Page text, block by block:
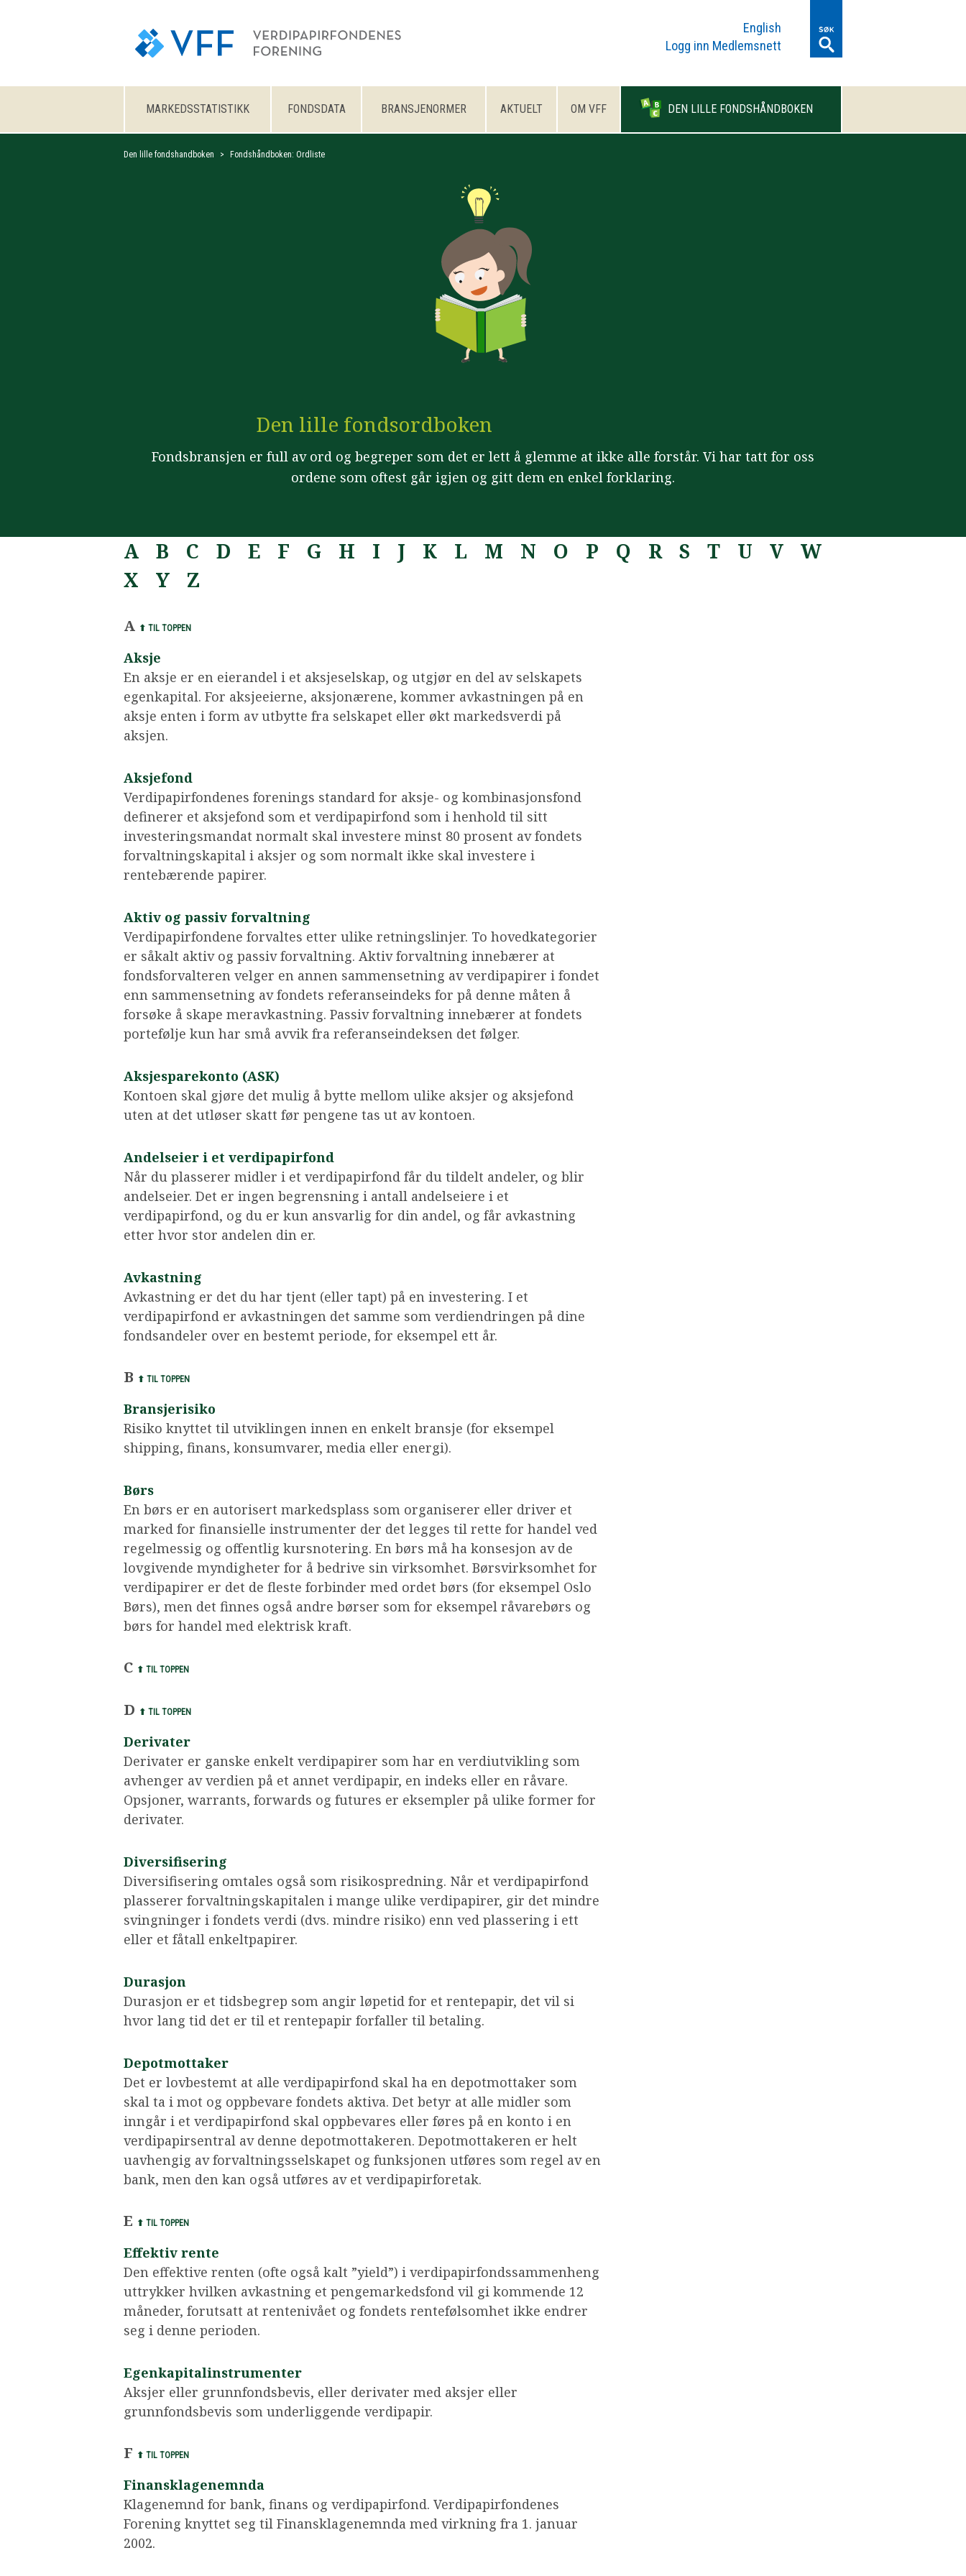
English
Logg inn Medlemsnett
MARKEDSSTATISTIKK FONDSDATA BRANSJENORMER AKTUELT OM VFF DEN LILLE FONDSHÅNDBOKEN
Den lille fondshandboken Fondshåndboken: Ordliste
Den lille fondsordboken
Fondsbransjen er full av ord og begreper som det er lett å glemme at ikke alle forstår. Vi har tatt for oss
ordene som oftest går igjen og gitt dem en enkel forklaring.
A B C D E F G H I J K L M N O P Q R S T U V
W
X
Y Z
A ⬆ TIL TOPPEN
Aksje
En aksje er en eierandel i et aksjeselskap, og utgjør en del av selskapets
egenkapital. For aksjeeierne, aksjonærene, kommer avkastningen på en
aksje enten i form av utbytte fra selskapet eller økt markedsverdi på
aksjen.
Aksjefond
Verdipapirfondenes forenings standard for aksje- og kombinasjonsfond
definerer et aksjefond som et verdipapirfond som i henhold til sitt
investeringsmandat normalt skal investere minst 80 prosent av fondets
forvaltningskapital i aksjer og som normalt ikke skal investere i
rentebærende papirer.
Aktiv og passiv forvaltning
Verdipapirfondene forvaltes etter ulike retningslinjer. To hovedkategorier
er såkalt aktiv og passiv forvaltning. Aktiv forvaltning innebærer at
fondsforvalteren velger en annen sammensetning av verdipapirer i fondet
enn sammensetning av fondets referanseindeks for på denne måten å
forsøke å skape meravkastning. Passiv forvaltning innebærer at fondets
portefølje kun har små avvik fra referanseindeksen det følger.
Aksjesparekonto (ASK)
Kontoen skal gjøre det mulig å bytte mellom ulike aksjer og aksjefond
uten at det utløser skatt før pengene tas ut av kontoen.
Andelseier i et verdipapirfond
Når du plasserer midler i et verdipapirfond får du tildelt andeler, og blir
andelseier. Det er ingen begrensning i antall andelseiere i et
verdipapirfond, og du er kun ansvarlig for din andel, og får avkastning
etter hvor stor andelen din er.
Avkastning
Avkastning er det du har tjent (eller tapt) på en investering. I et
verdipapirfond er avkastningen det samme som verdiendringen på dine
fondsandeler over en bestemt periode, for eksempel ett år.
B ⬆ TIL TOPPEN
Bransjerisiko
Risiko knyttet til utviklingen innen en enkelt bransje (for eksempel
shipping, finans, konsumvarer, media eller energi).
Børs
En børs er en autorisert markedsplass som organiserer eller driver et
marked for finansielle instrumenter der det legges til rette for handel ved
regelmessig og offentlig kursnotering. En børs må ha konsesjon av de
lovgivende myndigheter for å bedrive sin virksomhet. Børsvirksomhet for
verdipapirer er det de fleste forbinder med ordet børs (for eksempel Oslo
Børs), men det finnes også andre børser som for eksempel råvarebørs og
børs for handel med elektrisk kraft.
C ⬆ TIL TOPPEN
D ⬆ TIL TOPPEN
Derivater
Derivater er ganske enkelt verdipapirer som har en verdiutvikling som
avhenger av verdien på et annet verdipapir, en indeks eller en råvare.
Opsjoner, warrants, forwards og futures er eksempler på ulike former for
derivater.
Diversifisering
Diversifisering omtales også som risikospredning. Når et verdipapirfond
plasserer forvaltningskapitalen i mange ulike verdipapirer, gir det mindre
svingninger i fondets verdi (dvs. mindre risiko) enn ved plassering i ett
eller et fåtall enkeltpapirer.
Durasjon
Durasjon er et tidsbegrep som angir løpetid for et rentepapir, det vil si
hvor lang tid det er til et rentepapir forfaller til betaling.
Depotmottaker
Det er lovbestemt at alle verdipapirfond skal ha en depotmottaker som
skal ta i mot og oppbevare fondets aktiva. Det betyr at alle midler som
inngår i et verdipapirfond skal oppbevares eller føres på en konto i en
verdipapirsentral av denne depotmottakeren. Depotmottakeren er helt
uavhengig av forvaltningsselskapet og funksjonen utføres som regel av en
bank, men den kan også utføres av et verdipapirforetak.
E ⬆ TIL TOPPEN
Effektiv rente
Den effektive renten (ofte også kalt ”yield”) i verdipapirfondssammenheng
uttrykker hvilken avkastning et pengemarkedsfond vil gi kommende 12
måneder, forutsatt at rentenivået og fondets rentefølsomhet ikke endrer
seg i denne perioden.
Egenkapitalinstrumenter
Aksjer eller grunnfondsbevis, eller derivater med aksjer eller
grunnfondsbevis som underliggende verdipapir.
F ⬆ TIL TOPPEN
Finansklagenemnda
Klagenemnd for bank, finans og verdipapirfond. Verdipapirfondenes
Forening knyttet seg til Finansklagenemnda med virkning fra 1. januar
2002.